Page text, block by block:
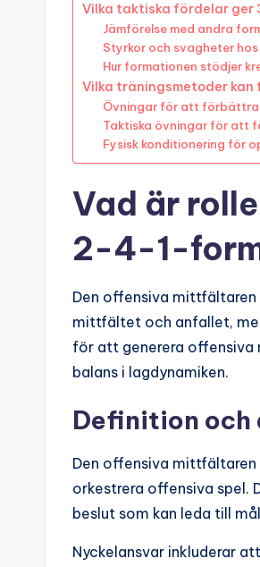
Vilka taktiska fördelar
Jämförelse med andra
Styrkor och svagheter
Hur formationen stödjer
Vilka träningsmetoder
Övningar för att
Taktiska övningar för att
Fysisk konditionering för
Vad är
2-4-1-
Den offensiva
mittfältet och anfallet,
för att generera offensiva
balans i lagdynamiken.
Definition och
Den offensiva
orkestrera offensiva spel.
beslut som kan leda till
Nyckelansvar inkluderar